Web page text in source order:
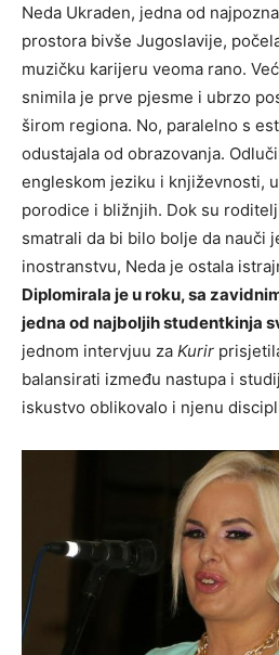
Neda Ukraden, jedna od
prostora bivše Jugoslavije,
muzičku karijeru veoma rano.
snimila je prve pjesme i ubrzo
širom regiona. No, paralelno s
odustajala od obrazovanja.
engleskom jeziku i književnosti,
porodice i bližnjih. Dok su
smatrali da bi bilo bolje da nauči
inostranstvu, Neda je ostala
Diplomirala je u roku, sa
jedna od najboljih studentkinja
jednom intervjuu za Kurir
balansirati između nastupa i
iskustvo oblikovalo i njenu